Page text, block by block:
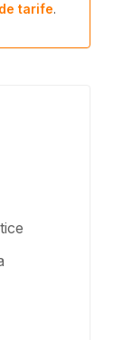
tarife.